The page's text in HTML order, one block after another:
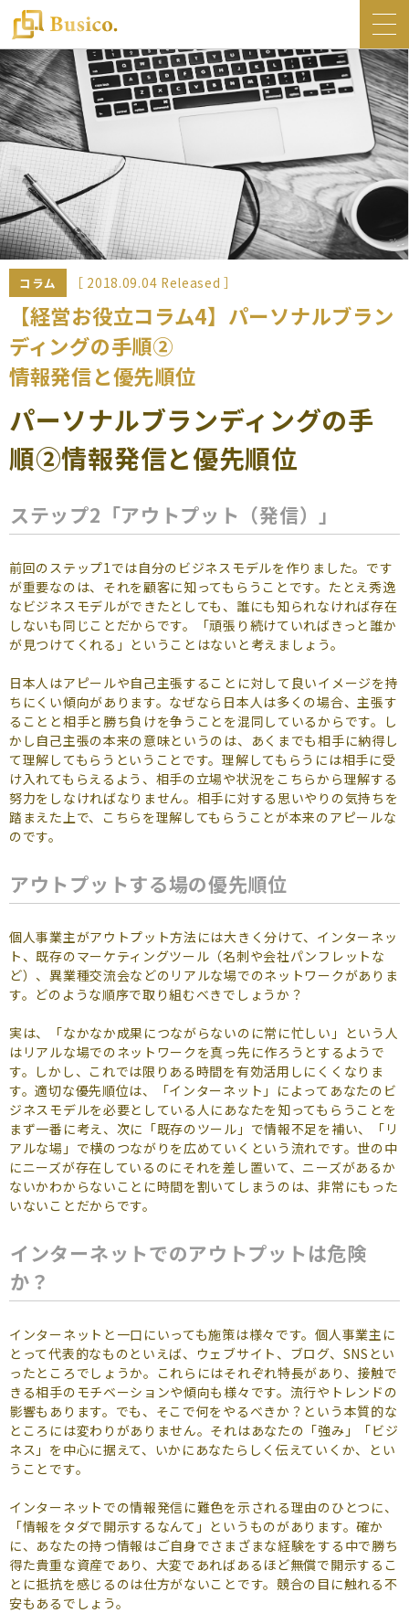
トップ
Busico.について
オフィス
Busico.銀座
Busico.梅田
料金・サービス
お知らせ
NEWS
コラム
Busico.通信
よくあるご質問
（会員専用）
コラム ［ 2018.09.04 Released ］
【経営お役立コラム4】パーソナルブラン
ディングの手順②
情報発信と優先順位
パーソナルブランディングの手
順②情報発信と優先順位
ステップ2「アウトプット（発信）」
前回のステップ1では自分のビジネスモデルを作りました。です
が重要なのは、それを顧客に知ってもらうことです。たとえ秀逸
なビジネスモデルができたとしても、誰にも知られなければ存在
しないも同じことだからです。「頑張り続けていればきっと誰か
が見つけてくれる」ということはないと考えましょう。
日本人はアピールや自己主張することに対して良いイメージを持
ちにくい傾向があります。なぜなら日本人は多くの場合、主張す
ることと相手と勝ち負けを争うことを混同しているからです。し
かし自己主張の本来の意味というのは、あくまでも相手に納得し
て理解してもらうということです。理解してもらうには相手に受
け入れてもらえるよう、相手の立場や状況をこちらから理解する
努力をしなければなりません。相手に対する思いやりの気持ちを
踏まえた上で、こちらを理解してもらうことが本来のアピールな
のです。
アウトプットする場の優先順位
個人事業主がアウトプット方法には大きく分けて、インターネッ
ト、既存のマーケティングツール（名刺や会社パンフレットな
ど）、異業種交流会などのリアルな場でのネットワークがありま
す。どのような順序で取り組むべきでしょうか？
実は、「なかなか成果につながらないのに常に忙しい」という人
はリアルな場でのネットワークを真っ先に作ろうとするようで
す。しかし、これでは限りある時間を有効活用しにくくなりま
す。適切な優先順位は、「インターネット」によってあなたのビ
ジネスモデルを必要としている人にあなたを知ってもらうことを
まず一番に考え、次に「既存のツール」で情報不足を補い、「リ
アルな場」で横のつながりを広めていくという流れです。世の中
にニーズが存在しているのにそれを差し置いて、ニーズがあるか
ないかわからないことに時間を割いてしまうのは、非常にもった
いないことだからです。
インターネットでのアウトプットは危険
か？
インターネットと一口にいっても施策は様々です。個人事業主に
とって代表的なものといえば、ウェブサイト、ブログ、SNSとい
ったところでしょうか。これらにはそれぞれ特長があり、接触で
きる相手のモチベーションや傾向も様々です。流行やトレンドの
影響もあります。でも、そこで何をやるべきか？という本質的な
ところには変わりがありません。それはあなたの「強み」「ビジ
ネス」を中心に据えて、いかにあなたらしく伝えていくか、とい
うことです。
インターネットでの情報発信に難色を示される理由のひとつに、
「情報をタダで開示するなんて」というものがあります。確か
に、あなたの持つ情報はご自身でさまざまな経験をする中で勝ち
得た貴重な資産であり、大変であればあるほど無償で開示するこ
とに抵抗を感じるのは仕方がないことです。競合の目に触れる不
安もあるでしょう。